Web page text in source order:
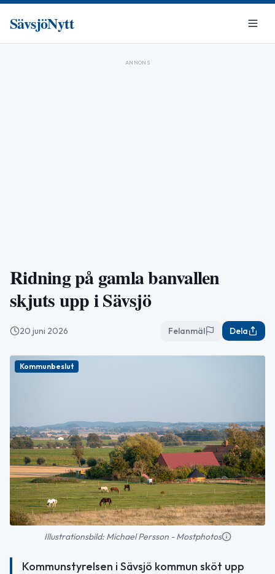
SävsjöNytt
ANNONS
Ridning på gamla banvallen
skjuts upp i Sävsjö
20 juni 2026 Felanmäl Dela
Kommunbeslut
Illustrationsbild: Michael Persson - Mostphotos
Kommunstyrelsen i Sävsjö kommun sköt upp